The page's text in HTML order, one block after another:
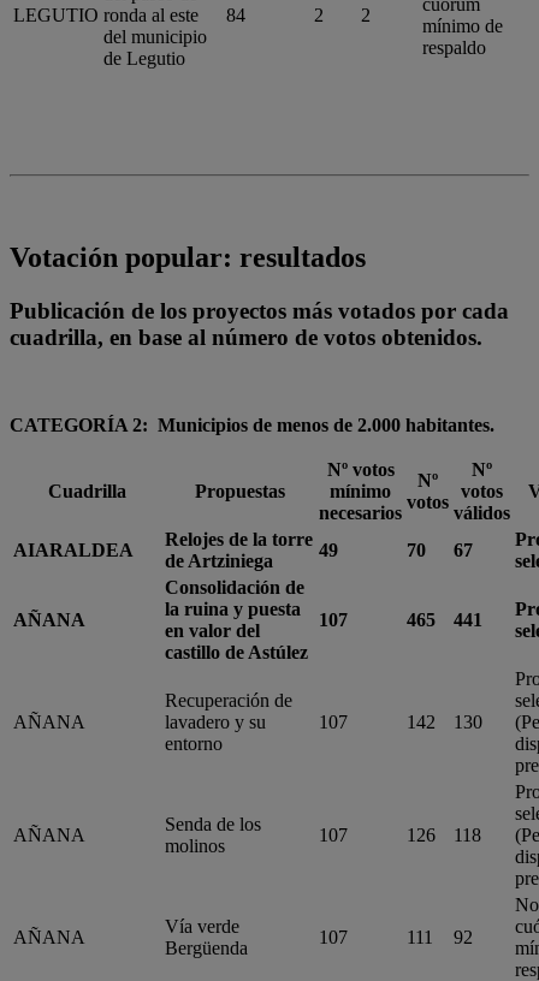
LEGUTIO ronda al este
del municipio
de Legutio
84 2 2
cuórum
mínimo de
respaldo
Votación popular: resultados
Publicación de los proyectos más votados por cada
cuadrilla, en base al número de votos obtenidos.
CATEGORÍA 2: Municipios de menos de 2.000 habitantes.
Cuadrilla Propuestas
Nº votos
mínimo
necesarios
Nº
votos
Nº
votos
válidos
AIARALDEA
Relojes de la torre
de Artziniega
49 70 67
AÑANA
Consolidación de
la ruina y puesta
en valor del
castillo de Astúlez
107 465 441
AÑANA
Recuperación de
lavadero y su
entorno
107 142 130
AÑANA
Senda de los
molinos
107 126 118
AÑANA
Vía verde
Bergüenda
107 111 92